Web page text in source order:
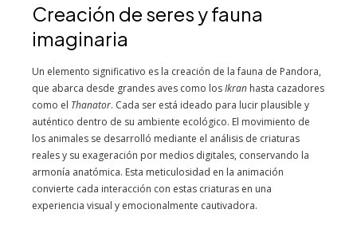
Creación de seres y fauna
imaginaria
Un elemento significativo es la creación de la fauna de Pandora,
que abarca desde grandes aves como losIkran hasta cazadores
como el Thanator. Cada ser está ideado para lucir plausible y
auténtico dentro de su ambiente ecológico. El movimiento de
los animales se desarrolló mediante el análisis de criaturas
reales y su exageración por medios digitales, conservando la
armonía anatómica. Esta meticulosidad en la animación
convierte cada interacción con estas criaturas en una
experiencia visual y emocionalmente cautivadora.